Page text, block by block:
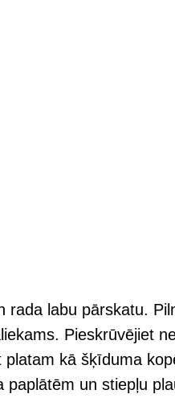
labu pārskatu.
Pieskrūvējiet
kā šķīduma
un stiepļu